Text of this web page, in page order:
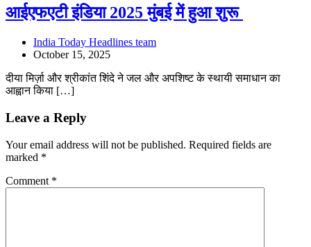
आईएफएटी इंडिया 2025 मुंबई में हुआ शुरू
India Today Headlines team
October 15, 2025
दीया मिर्ज़ा और श्रीकांत शिंदे ने जल और अपशिष्ट के स्थायी समाधान का
आह्वान किया […]
Leave a Reply
Your email address will not be published. Required fields are
marked *
Comment *